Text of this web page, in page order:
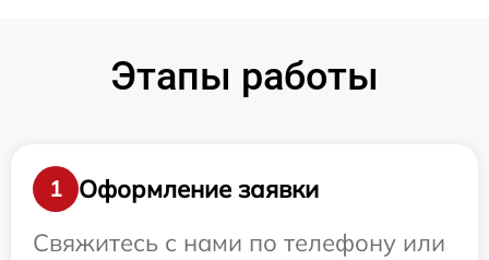
Этапы работы
1
Оформление заявки
Свяжитесь с нами по телефону или